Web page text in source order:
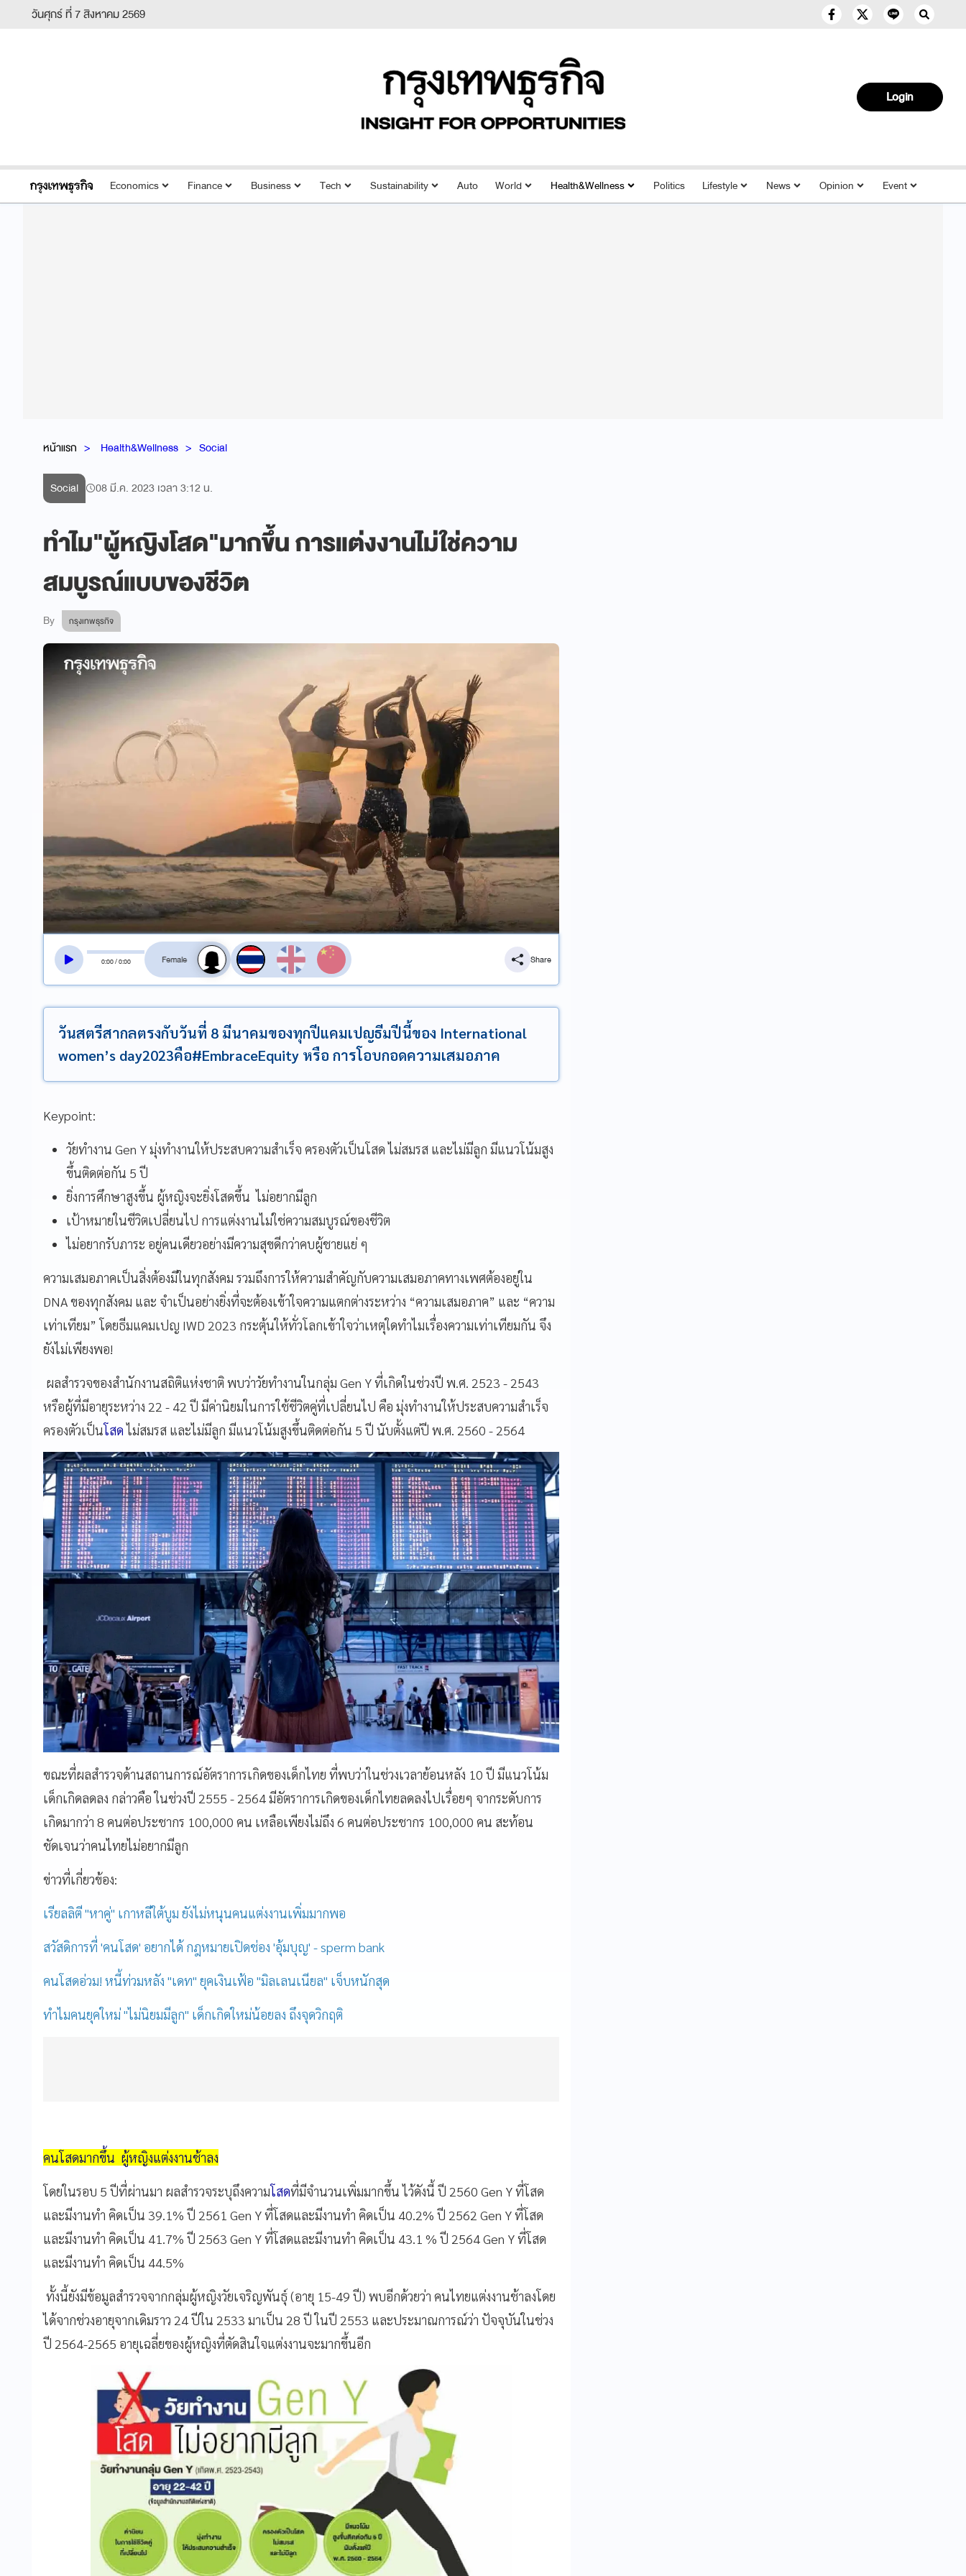
วันศุกร์ ที่ 7 สิงหาคม 2569
Login
Economics Finance Business Tech Sustainability Auto World Health&Wellness Politics Lifestyle News Opinion Event
หน้าแรก Health&Wellness Social
Social 08 มี.ค. 2023 เวลา 3:12 น.
ทำไม"ผู้หญิงโสด"มากขึ้น การแต่งงานไม่ใช่ความ
สมบูรณ์แบบของชีวิต
By กรุงเทพธุรกิจ
0:00/0:00
สลับเสียงอ่าน
Share
วันสตรีสากลตรงกับวันที่ 8 มีนาคมของทุกปีแคมเปญธีมปีนี้ของ International
women’s day2023คือ#EmbraceEquity หรือ การโอบกอดความเสมอภาค
Keypoint:
วัยทำงาน Gen Y มุ่งทำงานให้ประสบความสำเร็จ ครองตัวเป็นโสด ไม่สมรส และไม่มีลูก มีแนวโน้มสูง
ขึ้นติดต่อกัน 5 ปี
ยิ่งการศึกษาสูงขึ้น ผู้หญิงจะยิ่งโสดขึ้น ไม่อยากมีลูก
เป้าหมายในชีวิตเปลี่ยนไป การแต่งงานไม่ใช่ความสมบูรณ์ของชีวิต
ไม่อยากรับภาระ อยู่คนเดียวอย่างมีความสุขดีกว่าคบผู้ชายแย่ ๆ
ความเสมอภาคเป็นสิ่งต้องมีในทุกสังคม รวมถึงการให้ความสำคัญกับความเสมอภาคทางเพศต้องอยู่ใน
DNA ของทุกสังคม และ จำเป็นอย่างยิ่งที่จะต้องเข้าใจความแตกต่างระหว่าง “ความเสมอภาค” และ “ความ
เท่าเทียม” โดยธีมแคมเปญ IWD 2023 กระตุ้นให้ทั่วโลกเข้าใจว่าเหตุใดทำไมเรื่องความเท่าเทียมกัน จึง
ยังไม่เพียงพอ!
ผลสำรวจของสำนักงานสถิติแห่งชาติ พบว่าวัยทำงานในกลุ่ม Gen Y ที่เกิดในช่วงปี พ.ศ. 2523 - 2543
หรือผู้ที่มีอายุระหว่าง 22 - 42 ปี มีค่านิยมในการใช้ชีวิตคู่ที่เปลี่ยนไป คือ มุ่งทำงานให้ประสบความสำเร็จ
ครองตัวเป็นโสดไม่สมรส และไม่มีลูก มีแนวโน้มสูงขึ้นติดต่อกัน 5 ปี นับตั้งแต่ปี พ.ศ. 2560 - 2564
ขณะที่ผลสำรวจด้านสถานการณ์อัตราการเกิดของเด็กไทย ที่พบว่าในช่วงเวลาย้อนหลัง 10 ปี มีแนวโน้ม
เด็กเกิดลดลง กล่าวคือ ในช่วงปี 2555 - 2564 มีอัตราการเกิดของเด็กไทยลดลงไปเรื่อยๆ จากระดับการ
เกิดมากว่า 8 คนต่อประชากร 100,000 คน เหลือเพียงไม่ถึง 6 คนต่อประชากร 100,000 คน สะท้อน
ชัดเจนว่าคนไทยไม่อยากมีลูก
ข่าวที่เกี่ยวข้อง:
เรียลลิตี "หาคู่" เกาหลีใต้บูม ยังไม่หนุนคนแต่งงานเพิ่มมากพอ
สวัสดิการที่ 'คนโสด' อยากได้ กฎหมายเปิดช่อง 'อุ้มบุญ' - sperm bank
คนโสดอ่วม! หนี้ท่วมหลัง "เดท" ยุคเงินเฟ้อ "มิลเลนเนียล" เจ็บหนักสุด
ทำไมคนยุคใหม่ "ไม่นิยมมีลูก" เด็กเกิดใหม่น้อยลง ถึงจุดวิกฤติ
คนโสดมากขึ้น ผู้หญิงแต่งงานช้าลง
โดยในรอบ 5 ปีที่ผ่านมา ผลสำรวจระบุถึงความโสดที่มีจำนวนเพิ่มมากขึ้น ไว้ดังนี้ ปี 2560 Gen Y ที่โสด
และมีงานทำ คิดเป็น 39.1% ปี 2561 Gen Y ที่โสดและมีงานทำ คิดเป็น 40.2% ปี 2562 Gen Y ที่โสด
และมีงานทำ คิดเป็น 41.7% ปี 2563 Gen Y ที่โสดและมีงานทำ คิดเป็น 43.1 % ปี 2564 Gen Y ที่โสด
และมีงานทำ คิดเป็น 44.5%
ทั้งนี้ยังมีข้อมูลสำรวจจากกลุ่มผู้หญิงวัยเจริญพันธุ์ (อายุ 15-49 ปี) พบอีกด้วยว่า คนไทยแต่งงานช้าลงโดย
ได้จากช่วงอายุจากเดิมราว 24 ปีใน 2533 มาเป็น 28 ปี ในปี 2553 และประมาณการณ์ว่า ปัจจุบันในช่วง
ปี 2564-2565 อายุเฉลี่ยของผู้หญิงที่ตัดสินใจแต่งงานจะมากขึ้นอีก